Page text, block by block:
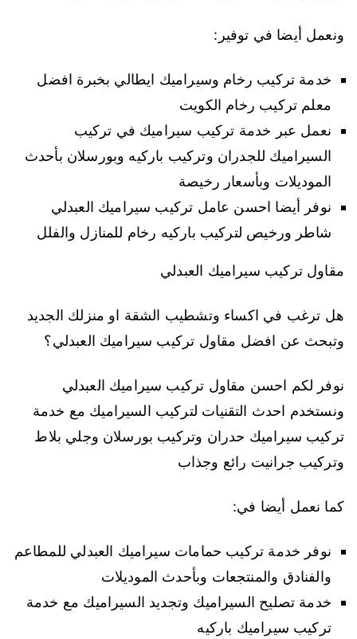
ونعمل أيضا في توفير:
خدمة تركيب رخام وسيراميك ايطالي بخبرة افضل
معلم تركيب رخام الكويت
نعمل عبر خدمة تركيب سيراميك في تركيب
السيراميك للجدران وتركيب باركيه وبورسلان بأحدث
الموديلات وبأسعار رخيصة
نوفر أيضا احسن عامل تركيب سيراميك العبدلي
شاطر ورخيص لتركيب باركيه رخام للمنازل والفلل
مقاول تركيب سيراميك العبدلي
هل ترغب في اكساء وتشطيب الشقة او منزلك الجديد
وتبحث عن افضل مقاول تركيب سيراميك العبدلي؟
نوفر لكم احسن مقاول تركيب سيراميك العبدلي
ونستخدم احدث التقنيات لتركيب السيراميك مع خدمة
تركيب سيراميك حدران وتركيب بورسلان وجلي بلاط
وتركيب جرانيت رائع وجذاب
كما نعمل أيضا في:
نوفر خدمة تركيب حمامات سيراميك العبدلي للمطاعم
والفنادق والمنتجعات وبأحدث الموديلات
خدمة تصليح السيراميك وتجديد السيراميك مع خدمة
تركيب سيراميك باركيه